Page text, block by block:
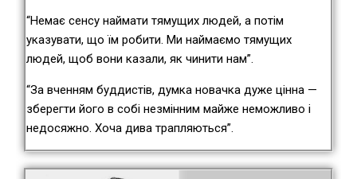
“Немає сенсу наймати тямущих людей, а потім
указувати, що їм робити. Ми наймаємо тямущих
людей, щоб вони казали, як чинити нам”.
“За вченням буддистів, думка новачка дуже цінна —
зберегти його в собі незмінним майже неможливо і
недосяжно. Хоча дива трапляються”.